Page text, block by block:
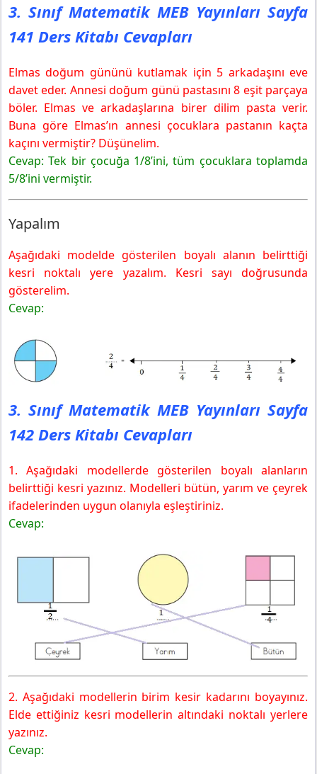
3. Sınıf Matematik MEB Yayınları Sayfa
141 Ders Kitabı Cevapları
Elmas doğum gününü kutlamak için 5 arkadaşını eve
davet eder. Annesi doğum günü pastasını 8 eşit parçaya
böler. Elmas ve arkadaşlarına birer dilim pasta verir.
Buna göre Elmas’ın annesi çocuklara pastanın kaçta
kaçını vermiştir? Düşünelim.
Cevap: Tek bir çocuğa 1/8’ini, tüm çocuklara toplamda
5/8’ini vermiştir.
Yapalım
Aşağıdaki modelde gösterilen boyalı alanın belirttiği
kesri noktalı yere yazalım. Kesri sayı doğrusunda
gösterelim.
Cevap:
3. Sınıf Matematik MEB Yayınları Sayfa
142 Ders Kitabı Cevapları
1. Aşağıdaki modellerde gösterilen boyalı alanların
belirttiği kesri yazınız. Modelleri bütün, yarım ve çeyrek
ifadelerinden uygun olanıyla eşleştiriniz.
Cevap:
2. Aşağıdaki modellerin birim kesir kadarını boyayınız.
Elde ettiğiniz kesri modellerin altındaki noktalı yerlere
yazınız.
Cevap: